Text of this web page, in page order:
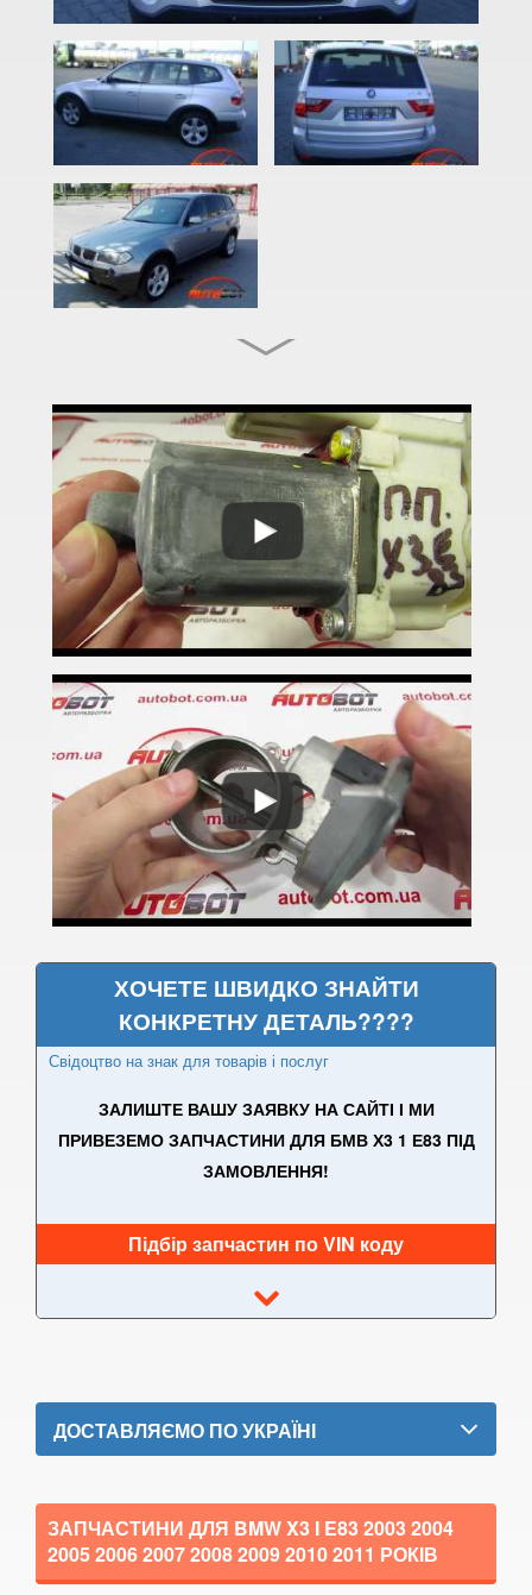
2 Series F22
2 Series F23
2 Series F45
2 Series F46
M2 F87
2 Series F44 Gran Coupe
M2 F44 Gran Coupe
M3 E46
3 Series E90, E91, E92, E93
M3 E90/E92/E93
3 Series F30, F31, F36
3 Series F34
M3 F80
3 Series G20/G21
4 Series F32
4 Series F33
4 Series F36
M4 F82/F83
M5 E39
5 Series E60
M5 E60/E61
5 Series F10
5 Series G60/G61/G68
5 Series i5 (G60E/G61E/G68E)
M5 F90
ХОЧЕТЕ ШВИДКО ЗНАЙТИ
КОНКРЕТНУ ДЕТАЛЬ????
Свідоцтво на знак для товарів і послуг
ЗАЛИШТЕ ВАШУ ЗАЯВКУ НА САЙТІ І МИ
ПРИВЕЗЕМО ЗАПЧАСТИНИ ДЛЯ БМВ Х3 1 Е83 ПІД
ЗАМОВЛЕННЯ!
Підбір запчастин по VIN коду
ДОСТАВЛЯЄМО ПО УКРАЇНІ
ЗАПЧАСТИНИ ДЛЯ BMW X3 I E832003 2004
2005 2006 2007 2008 2009 2010 2011 РОКІВ